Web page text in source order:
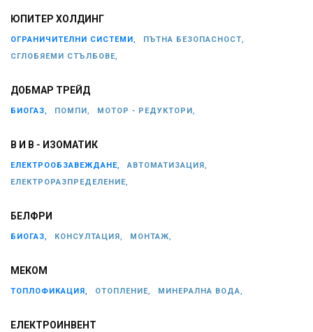
ЮПИТЕР ХОЛДИНГ
ОГРАНИЧИТЕЛНИ СИСТЕМИ,
ПЪТНА БЕЗОПАСНОСТ,
СГЛОБЯЕМИ СТЪЛБОВЕ,
ДОБМАР ТРЕЙД
БИОГАЗ, ПОМПИ, МОТОР - РЕДУКТОРИ,
В И В - ИЗОМАТИК
ЕЛЕКТРООБЗАВЕЖДАНЕ,
АВТОМАТИЗАЦИЯ,
ЕЛЕКТРОРАЗПРЕДЕЛЕНИЕ,
БЕЛФРИ
БИОГАЗ, КОНСУЛТАЦИЯ, МОНТАЖ,
МЕКОМ
ТОПЛОФИКАЦИЯ, ОТОПЛЕНИЕ, МИНЕРАЛНА ВОДА,
ЕЛЕКТРОИНВЕНТ